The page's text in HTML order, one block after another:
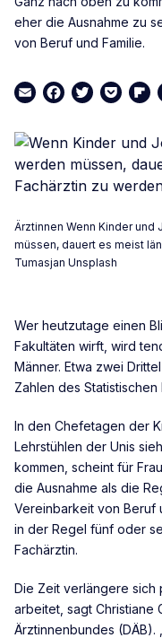
eher die Ausnahme zu
von Beruf und Familie.
EmailFacebook
TwitterPocket
Ärztinnen Wenn Kinder
müssen, dauert es meist
Tumasjan Unsplash
Wer heutzutage einen
Fakultäten wirft, wird
Männer. Etwa zwei
Zahlen des
In den Chefetagen der
Lehrstühlen der Unis
kommen, scheint für
die Ausnahme als die
Vereinbarkeit von Beruf
in der Regel fünf oder
Fachärztin.
Die Zeit verlängere sich
arbeitet, sagt Christiane
Ärztinnenbundes (DÄB).